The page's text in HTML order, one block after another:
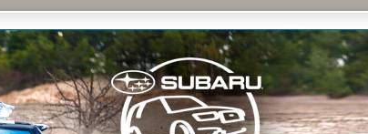
и просто много общения с друзьями. Присоединяйтесь. Think. Feel. Drive.